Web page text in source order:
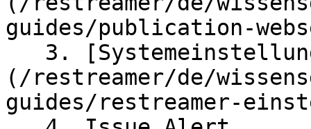
guides/publication-
(/restreamer/de/
guides/restreamer-